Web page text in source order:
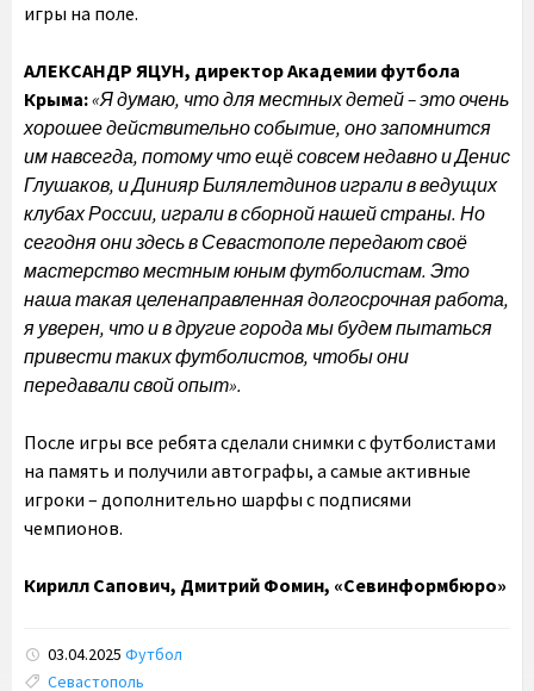
игры на поле.
АЛЕКСАНДР ЯЦУН, директор Академии футбола
Крыма:«Я думаю, что для местных детей – это очень
хорошее действительно событие, оно запомнится
им навсегда, потому что ещё совсем недавно и Денис
Глушаков, и Динияр Билялетдинов играли в ведущих
клубах России, играли в сборной нашей страны. Но
сегодня они здесь в Севастополе передают своё
мастерство местным юным футболистам. Это
наша такая целенаправленная долгосрочная работа,
я уверен, что и в другие города мы будем пытаться
привести таких футболистов, чтобы они
передавали свой опыт».
После игры все ребята сделали снимки с футболистами
на память и получили автографы, а самые активные
игроки – дополнительно шарфы с подписями
чемпионов.
Кирилл Сапович, Дмитрий Фомин, «Севинформбюро»
03.04.2025 Футбол
Tags:
Севастополь